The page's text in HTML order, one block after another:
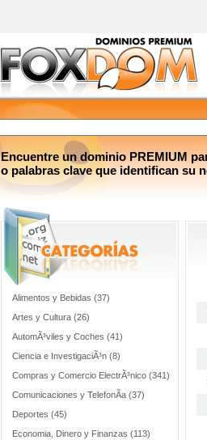
Encuentre un dominio PREMIUM
o palabras clave que identifican su
Alimentos y Bebidas (37)
Artes y Cultura (26)
AutomÃ³viles y Coches (41)
Ciencia e InvestigaciÃ³n (8)
Compras y Comercio ElectrÃ³nico (341)
Comunicaciones y TelefonÃ­a (37)
Deportes (45)
Economia, Dinero y Finanzas (113)